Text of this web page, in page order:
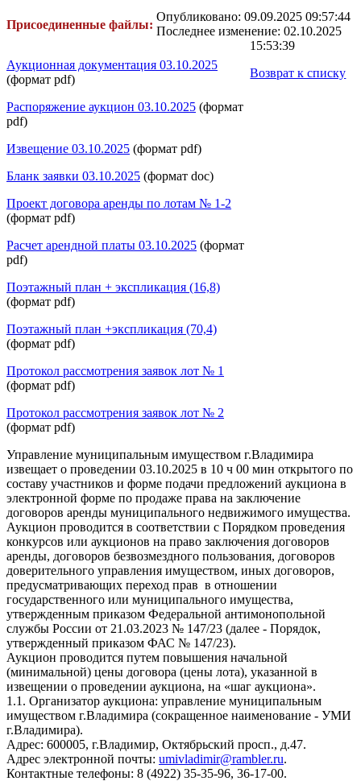
Присоединенные файлы:
Аукционная документация 03.10.2025
(формат pdf)
Распоряжение аукцион 03.10.2025 (формат
pdf)
Извещение 03.10.2025 (формат pdf)
Бланк заявки 03.10.2025 (формат doc)
Проект договора аренды по лотам № 1-2
(формат pdf)
Расчет арендной платы 03.10.2025 (формат
pdf)
Поэтажный план + экспликация (16,8)
(формат pdf)
Поэтажный план +экспликация (70,4)
(формат pdf)
Протокол рассмотрения заявок лот № 1
(формат pdf)
Протокол рассмотрения заявок лот № 2
(формат pdf)
Управление муниципальным имуществом г.Владимира
извещает о проведении 03.10.2025 в 10 ч 00 мин открытого по
составу участников и форме подачи предложений аукциона в
электронной форме по продаже права на заключение
договоров аренды муниципального недвижимого имущества.
Аукцион проводится в соответствии с Порядком проведения
конкурсов или аукционов на право заключения договоров
аренды, договоров безвозмездного пользования, договоров
доверительного управления имуществом, иных договоров,
предусматривающих переход прав в отношении
государственного или муниципального имущества,
утвержденным приказом Федеральной антимонопольной
службы России от 21.03.2023 № 147/23 (далее - Порядок,
утвержденный приказом ФАС № 147/23).
Аукцион проводится путем повышения начальной
(минимальной) цены договора (цены лота), указанной в
извещении о проведении аукциона, на «шаг аукциона».
1.1. Организатор аукциона: управление муниципальным
имуществом г.Владимира (сокращенное наименование - УМИ
г.Владимира).
Адрес: 600005, г.Владимир, Октябрьский просп., д.47.
Адрес электронной почты: umivladimir@rambler.ru.
Контактные телефоны: 8 (4922) 35-35-96, 36-17-00.
Опубликовано: 09.09.2025 09:57:44
Последнее изменение: 02.10.2025
15:53:39
Возврат к списку